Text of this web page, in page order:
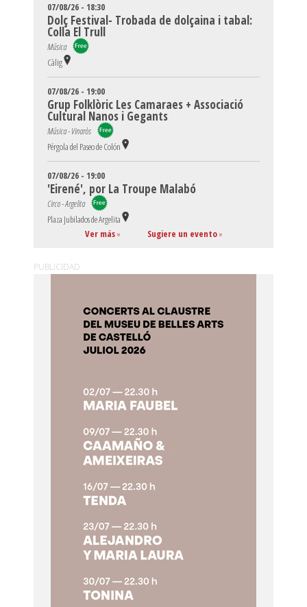
07/08/26 - 18:30
Dolç Festival- Trobada de dolçaina i tabal:
Colla El Trull
Música
Càlig
07/08/26 - 19:00
Grup Folklòric Les Camaraes + Associació
Cultural Nanos i Gegants
Música - Vinaròs
Pérgola del Paseo de Colón
07/08/26 - 19:00
'Eirené', por La Troupe Malabó
Circo - Argelita
Plaza Jubilados de Argelita
Ver más» Sugiere un evento»
PUBLICIDAD